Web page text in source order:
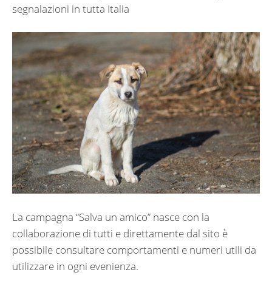
segnalazioni in tutta Italia
La campagna “Salva un amico” nasce con la
collaborazione di tutti e direttamente dal sito è
possibile consultare comportamenti e numeri utili da
utilizzare in ogni evenienza.